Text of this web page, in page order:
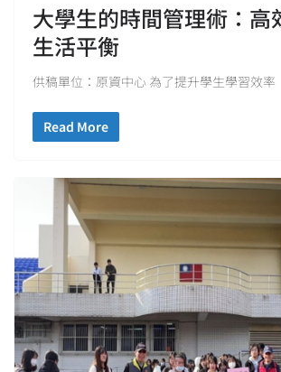
大學生的時間管理術：高
生活平衡
供稿單位：原資中心 為了提升學生學習效率
Read More